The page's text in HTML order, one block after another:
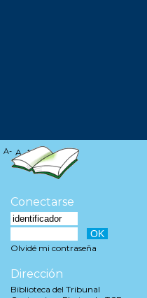
A- A A+
Conectarse
Olvidé mi contraseña
Dirección
Biblioteca del Tribunal